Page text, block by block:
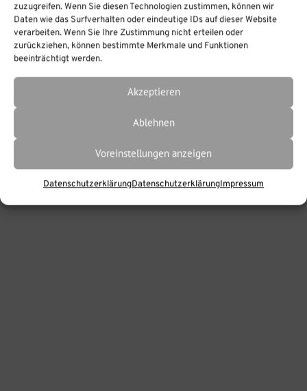
zuzugreifen. Wenn Sie diesen Technologien zustimmen, können wir
Daten wie das Surfverhalten oder eindeutige IDs auf dieser Website
verarbeiten. Wenn Sie Ihre Zustimmung nicht erteilen oder
zurückziehen, können bestimmte Merkmale und Funktionen
beeinträchtigt werden.
Akzeptieren
Ablehnen
Voreinstellungen anzeigen
DatenschutzerklärungDatenschutzerklärungImpressum
Bildschirmaufnahme/Kamera und die Spur mit
demgesprochenen Text sind unterschiedlich lang
und nicht synchron. Es ist ein ziemliches Gefiesel,
die beiden Spuren deckungsgleich zu bekommen.
Wie kann das sein? Wenn Sie Probleme mit der
Synchronisierung […]